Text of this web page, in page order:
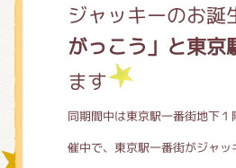
ジャッキーのお誕
がっこう」と東京
ます
同期間中は東京駅一番街地下
催中で、東京駅一番街がジャ
グッズインフォ
ミュージカル